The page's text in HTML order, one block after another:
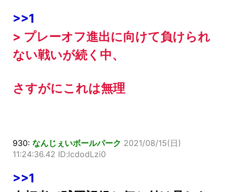
>>1
> プレーオフ進出に向けて負けられ
ない戦いが続く中、
さすがにこれは無理
930: なんじぇいボールパーク 2021/08/15(日)
11:24:36.42 ID:lcdodLzi0
>>1